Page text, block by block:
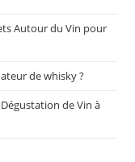
Autour du Vin pour
de whisky ?
de Vin à